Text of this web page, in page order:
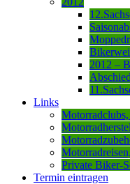
2012 –
Links
Private Biker-
Termin eintragen